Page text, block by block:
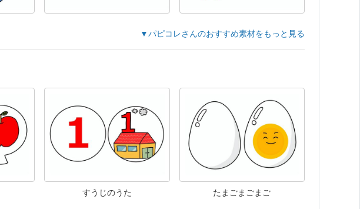
▼パピコレさんのおすすめ素材をもっと見る
すうじのうた たまごまごまご